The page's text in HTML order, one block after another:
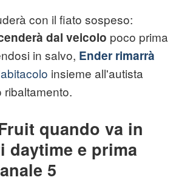
con il fiato sospeso:
dal veicolo poco prima
in salvo, Ender rimarrà
insieme all'autista
ribaltamento.
quando va in
daytime e prima
5